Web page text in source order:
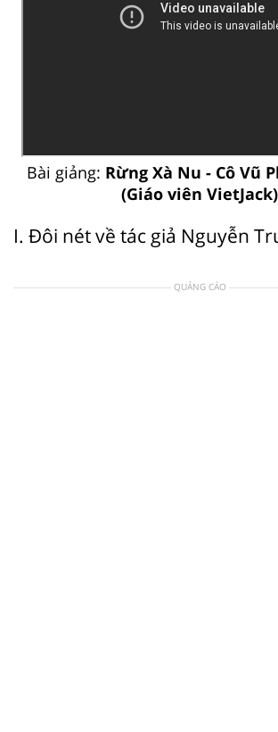
Bài giảng: Rừng Xà Nu - Cô Vũ
(Giáo viên VietJack)
I. Đôi nét về tác giả Nguyễn
QUẢNG CÁO